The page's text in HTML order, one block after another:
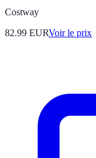
Costway
82.99 EURVoir le prix